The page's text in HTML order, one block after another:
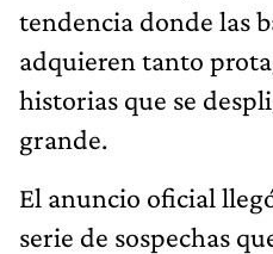
tendencia donde las
adquieren tanto
historias que se
grande.
El anuncio oficial
serie de sospechas